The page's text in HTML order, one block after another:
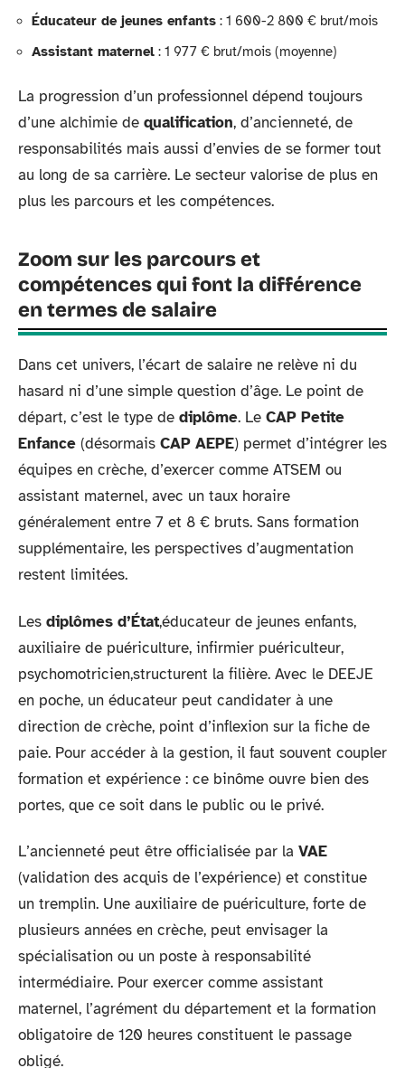
Éducateur de jeunes enfants : 1 600-2 800 € brut/mois
Assistant maternel : 1 977 € brut/mois (moyenne)
La progression d’un professionnel dépend toujours
d’une alchimie de qualification, d’ancienneté, de
responsabilités mais aussi d’envies de se former tout
au long de sa carrière. Le secteur valorise de plus en
plus les parcours et les compétences.
Zoom sur les parcours et
compétences qui font la différence
en termes de salaire
Dans cet univers, l’écart de salaire ne relève ni du
hasard ni d’une simple question d’âge. Le point de
départ, c’est le type de diplôme. Le CAP Petite
Enfance (désormais CAP AEPE) permet d’intégrer les
équipes en crèche, d’exercer comme ATSEM ou
assistant maternel, avec un taux horaire
généralement entre 7 et 8 € bruts. Sans formation
supplémentaire, les perspectives d’augmentation
restent limitées.
Les diplômes d’État,éducateur de jeunes enfants,
auxiliaire de puériculture, infirmier puériculteur,
psychomotricien,structurent la filière. Avec le DEEJE
en poche, un éducateur peut candidater à une
direction de crèche, point d’inflexion sur la fiche de
paie. Pour accéder à la gestion, il faut souvent coupler
formation et expérience : ce binôme ouvre bien des
portes, que ce soit dans le public ou le privé.
L’ancienneté peut être officialisée par la VAE
(validation des acquis de l’expérience) et constitue
un tremplin. Une auxiliaire de puériculture, forte de
plusieurs années en crèche, peut envisager la
spécialisation ou un poste à responsabilité
intermédiaire. Pour exercer comme assistant
maternel, l’agrément du département et la formation
obligatoire de 120 heures constituent le passage
obligé.